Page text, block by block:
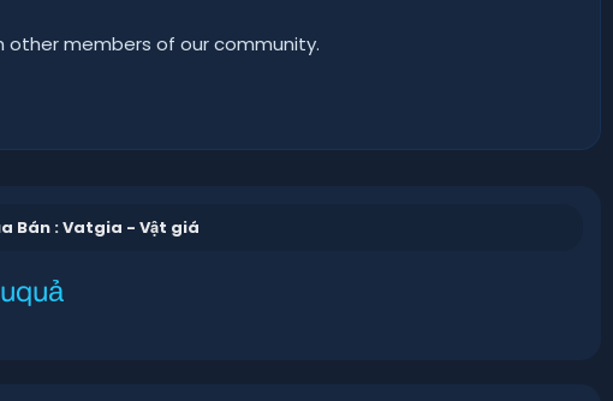
other members of our community.
Bán : Vatgia - Vật giá